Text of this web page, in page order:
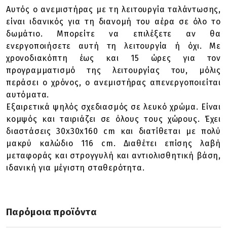
Αυτός ο ανεμιστήρας με τη λειτουργία ταλάντωσης,
είναι ιδανικός για τη διανομή του αέρα σε όλο το
δωμάτιο. Μπορείτε να επιλέξετε αν θα
ενεργοποιήσετε αυτή τη λειτουργία ή όχι. Με
χρονοδιακόπτη έως και 15 ώρες για τον
προγραμματισμό της λειτουργίας του, μόλις
περάσει ο χρόνος, ο ανεμιστήρας απενεργοποιείται
αυτόματα.
Εξαιρετικά ψηλός σχεδιασμός σε λευκό χρώμα. Είναι
κομψός και ταιριάζει σε όλους τους χώρους. Έχει
διαστάσεις 30x30x160 cm και διατίθεται με πολύ
μακρύ καλώδιο 116 cm. Διαθέτει επίσης λαβή
μεταφοράς και στρογγυλή και αντιολισθητική βάση,
ιδανική για μέγιστη σταθερότητα.
Παρόμοια προϊόντα